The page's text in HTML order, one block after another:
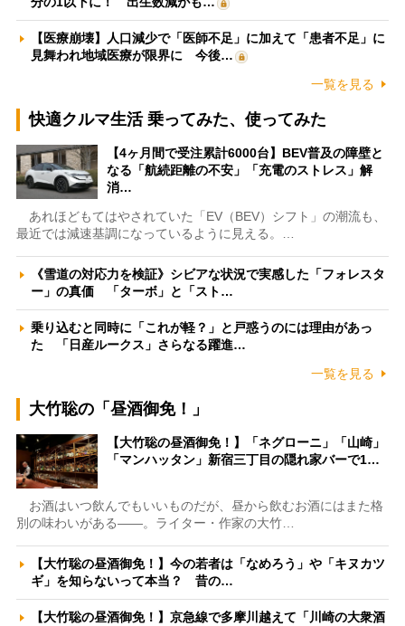
【医療崩壊】人口減少で「医師不足」に加えて「患者不足」に
見舞われ地域医療が限界に 今後…
一覧を見る
快適クルマ生活 乗ってみた、使ってみた
【4ヶ月間で受注累計6000台】BEV普及の障壁と
なる「航続距離の不安」「充電のストレス」解
消…
あれほどもてはやされていた「EV（BEV）シフト」の潮流も、
最近では減速基調になっているように見える。…
《雪道の対応力を検証》シビアな状況で実感した「フォレスタ
ー」の真価 「ターボ」と「スト…
乗り込むと同時に「これが軽？」と戸惑うのには理由があっ
た 「日産ルークス」さらなる躍進…
一覧を見る
大竹聡の「昼酒御免！」
【大竹聡の昼酒御免！】「ネグローニ」「山崎」
「マンハッタン」新宿三丁目の隠れ家バーで1…
お酒はいつ飲んでもいいものだが、昼から飲むお酒にはまた格
別の味わいがある――。ライター・作家の大竹…
【大竹聡の昼酒御免！】今の若者は「なめろう」や「キヌカツ
ギ」を知らないって本当？ 昔の…
【大竹聡の昼酒御免！】京急線で多摩川越えて「川崎の大衆酒